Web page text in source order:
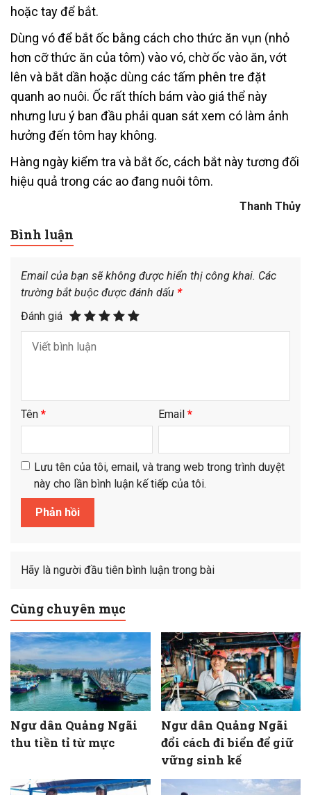
hoặc tay để bắt.
Dùng vó để bắt ốc bằng cách cho thức ăn vụn (nhỏ
hơn cỡ thức ăn của tôm) vào vó, chờ ốc vào ăn, vớt
lên và bắt dần hoặc dùng các tấm phên tre đặt
quanh ao nuôi. Ốc rất thích bám vào giá thể này
nhưng lưu ý ban đầu phải quan sát xem có làm ảnh
hưởng đến tôm hay không.
Hàng ngày kiểm tra và bắt ốc, cách bắt này tương đối
hiệu quả trong các ao đang nuôi tôm.
Thanh Thủy
Bình luận
Email của bạn sẽ không được hiển thị công khai. Các
trường bắt buộc được đánh dấu *
Đánh giá
Tên * Email *
Lưu tên của tôi, email, và trang web trong trình duyệt
này cho lần bình luận kế tiếp của tôi.
Hãy là người đầu tiên bình luận trong bài
Cùng chuyên mục
Ngư dân Quảng Ngãi
thu tiền tỉ từ mực
Ngư dân Quảng Ngãi
đổi cách đi biển để giữ
vững sinh kế